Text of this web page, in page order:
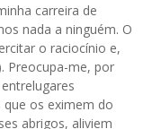
carreira de
nada a ninguém. O
o raciocínio e,
Preocupa-me, por
os eximem do
abrigos, aliviem